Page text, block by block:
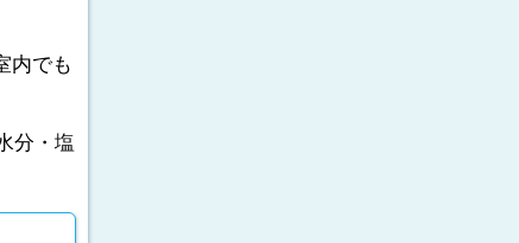
内でも
分・塩